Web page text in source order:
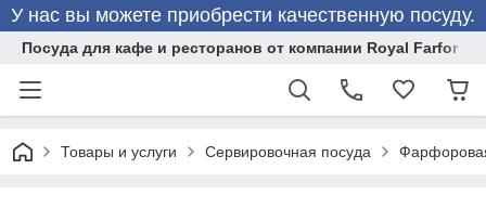
У нас вы можете приобрести качественную посуду.
Посуда для кафе и ресторанов от компании Royal Farfor
Товары и услуги Сервировочная посуда